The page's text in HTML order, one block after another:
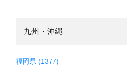
九州・沖縄
福岡県 (1377)